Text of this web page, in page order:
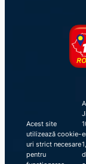
Acest site
utilizează cookie-
uri strict necesare
pentru